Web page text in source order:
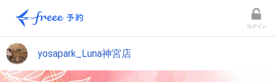
ログイン
yosapark_Luna神宮店